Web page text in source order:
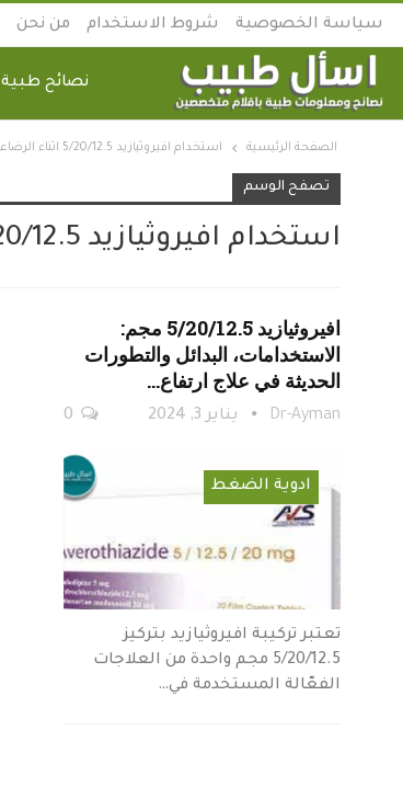
سياسة الخصوصية شروط الاستخدام من نحن
نصائح طبية
الصفحة الرئيسية استخدام افيروثيازيد 5/20/12.5 اثناء الرضاعة
تصفح الوسم
استخدام افيروثيازيد 5/20/12.5 اثناء الرضاعة
افيروثيازيد 5/20/12.5 مجم:
الاستخدامات، البدائل والتطورات
الحديثة في علاج ارتفاع…
Dr-Ayman يناير 3, 2024
ادوية الضغط
تعتبر تركيبة افيروثيازيد بتركيز
5/20/12.5 مجم واحدة من العلاجات
الفعّالة المستخدمة في…